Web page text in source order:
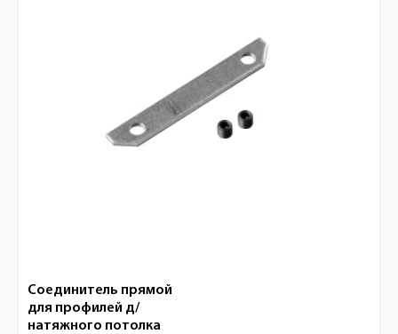
Соединитель прямой
для профилей д/
натяжного потолка